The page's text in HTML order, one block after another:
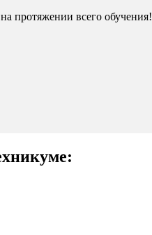
протяжении всего обучения!